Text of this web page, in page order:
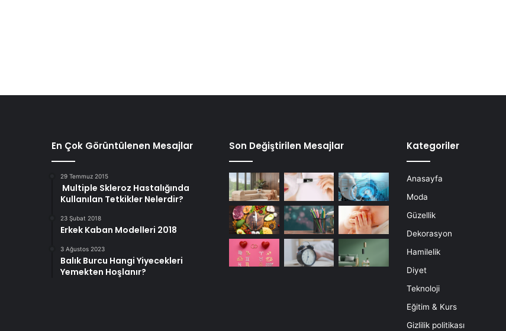
En Çok Görüntülenen Mesajlar
29 Temmuz 2015
Multiple Skleroz Hastalığında
Kullanılan Tetkikler Nelerdir?
23 Şubat 2018
Erkek Kaban Modelleri 2018
3 Ağustos 2023
Balık Burcu Hangi Yiyecekleri
Yemekten Hoşlanır?
Son Değiştirilen Mesajlar Kategoriler
Anasayfa
Moda
Güzellik
Dekorasyon
Hamilelik
Diyet
Teknoloji
Eğitim & Kurs
Gizlilik politikası